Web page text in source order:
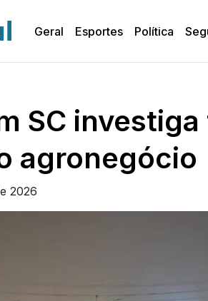
Geral Esportes Política
SC
agronegócio
2026